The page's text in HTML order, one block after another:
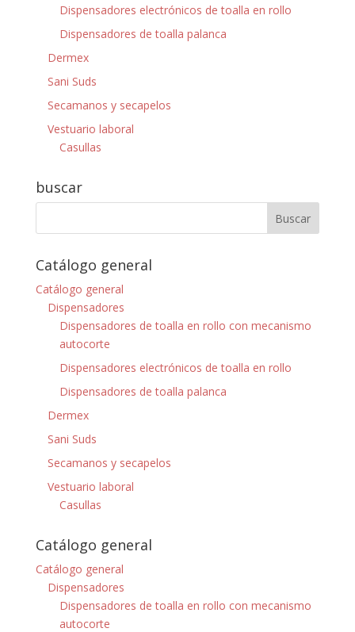
Dispensadores electrónicos de toalla en rollo
Dispensadores de toalla palanca
Dermex
Sani Suds
Secamanos y secapelos
Vestuario laboral
Casullas
buscar
Catálogo general
Catálogo general
Dispensadores
Dispensadores de toalla en rollo con mecanismo
autocorte
Dispensadores electrónicos de toalla en rollo
Dispensadores de toalla palanca
Dermex
Sani Suds
Secamanos y secapelos
Vestuario laboral
Casullas
Catálogo general
Catálogo general
Dispensadores
Dispensadores de toalla en rollo con mecanismo
autocorte